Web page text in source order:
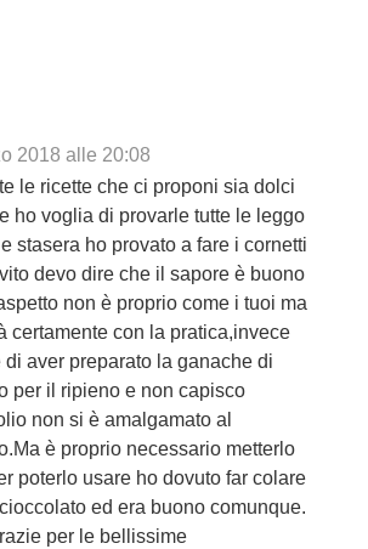
2018 alle 20:08
le ricette che ci proponi sia dolci
ho voglia di provarle tutte le leggo
stasera ho provato a fare i cornetti
devo dire che il sapore è buono
non è proprio come i tuoi ma
certamente con la pratica,invece
di aver preparato la ganache di
per il ripieno e non capisco
non si è amalgamato al
è proprio necessario metterlo
poterlo usare ho dovuto far colare
cioccolato ed era buono comunque.
per le bellissime